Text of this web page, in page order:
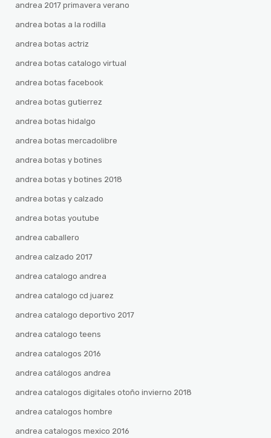
andrea 2017 primavera verano
andrea botas a la rodilla
andrea botas actriz
andrea botas catalogo virtual
andrea botas facebook
andrea botas gutierrez
andrea botas hidalgo
andrea botas mercadolibre
andrea botas y botines
andrea botas y botines 2018
andrea botas y calzado
andrea botas youtube
andrea caballero
andrea calzado 2017
andrea catalogo andrea
andrea catalogo cd juarez
andrea catalogo deportivo 2017
andrea catalogo teens
andrea catalogos 2016
andrea catálogos andrea
andrea catalogos digitales otoño invierno 2018
andrea catalogos hombre
andrea catalogos mexico 2016